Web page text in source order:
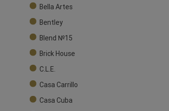
Bella Artes
Bentley
Blend №15
Brick House
C.L.E.
Casa Carrillo
Casa Cuba